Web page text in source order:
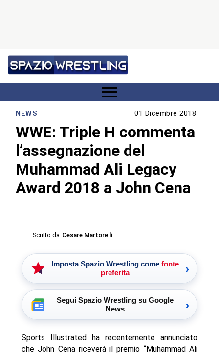
NEWS 01 Dicembre 2018
WWE: Triple H commenta
l’assegnazione del
Muhammad Ali Legacy
Award 2018 a John Cena
Scritto da Cesare Martorelli
Imposta Spazio Wrestling come fonte
preferita
›
Segui Spazio Wrestling su Google
News
›
Sports Illustrated ha recentemente annunciato
che John Cena riceverà il premio “Muhammad Ali